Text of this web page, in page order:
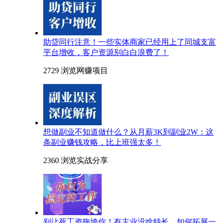
助贷同行注意！一些实体商家已经用上了同城支富
平台增收，客户资源别白白浪费了！
2729 浏览网赚项目
想做副业不知道做什么？从月薪3K到副业2W：这
条副业赚钱攻略，比上班强太多！
2360 浏览实战分享